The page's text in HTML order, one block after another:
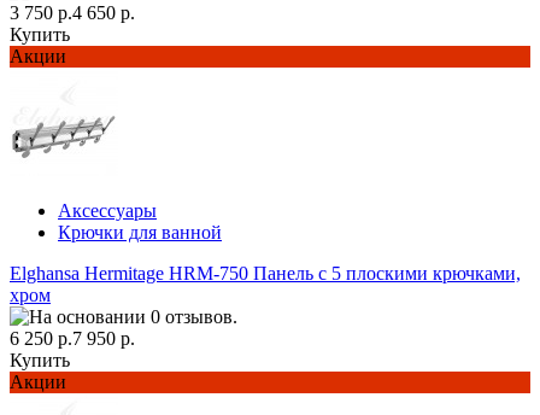
3 750 р.4 650 р.
Купить
Акции
Аксессуары
Крючки для ванной
Elghansa Hermitage HRM-750 Панель с 5 плоскими крючками,
хром
6 250 р.7 950 р.
Купить
Акции